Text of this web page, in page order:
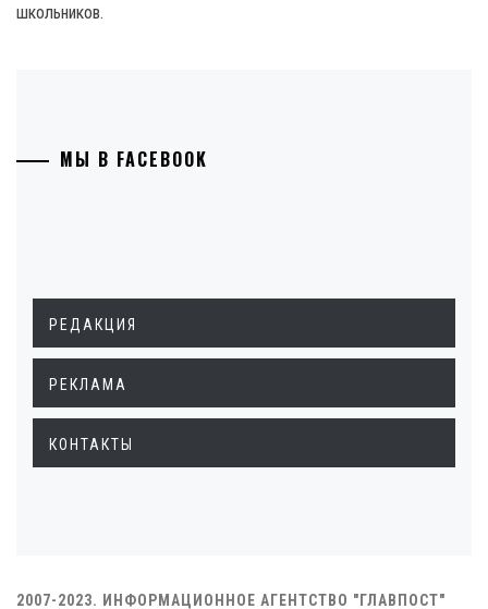
школьников.
МЫ В FACEBOOK
РЕДАКЦИЯ
РЕКЛАМА
КОНТАКТЫ
2007-2023. ИНФОРМАЦИОННОЕ АГЕНТСТВО "ГЛАВПОСТ"